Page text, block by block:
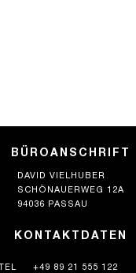
BÜROANSCHRIFT
DAVID VIELHUBER
SCHÖNAUERWEG 12A
94036 PASSAU
KONTAKTDATEN
TEL +49 89 21 555 122